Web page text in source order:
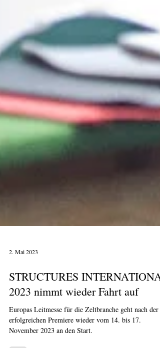
2. Mai 2023
STRUCTURES
2023 nimmt wieder Fahrt auf